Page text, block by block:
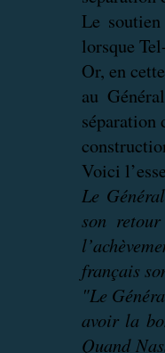
Le
lorsque
Or, en
au
Voici
Le
son
français
"Le
avoir la
Quand